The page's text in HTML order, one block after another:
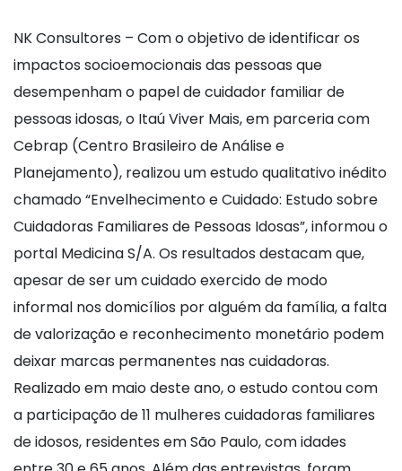
NK Consultores – Com o objetivo de identificar os
impactos socioemocionais das pessoas que
desempenham o papel de cuidador familiar de
pessoas idosas, o Itaú Viver Mais, em parceria com
Cebrap (Centro Brasileiro de Análise e
Planejamento), realizou um estudo qualitativo inédito
chamado “Envelhecimento e Cuidado: Estudo sobre
Cuidadoras Familiares de Pessoas Idosas”, informou o
portal Medicina S/A. Os resultados destacam que,
apesar de ser um cuidado exercido de modo
informal nos domicílios por alguém da família, a falta
de valorização e reconhecimento monetário podem
deixar marcas permanentes nas cuidadoras.
Realizado em maio deste ano, o estudo contou com
a participação de 11 mulheres cuidadoras familiares
de idosos, residentes em São Paulo, com idades